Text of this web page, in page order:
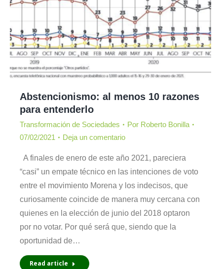
Abstencionismo: al menos 10 razones
para entenderlo
Transformación de Sociedades Por Roberto Bonilla
07/02/2021
Deja un comentario
A finales de enero de este año 2021, pareciera
“casi” un empate técnico en las intenciones de voto
entre el movimiento Morena y los indecisos, que
curiosamente coincide de manera muy cercana con
quienes en la elección de junio del 2018 optaron
por no votar. Por qué será que, siendo que la
oportunidad de…
Read article